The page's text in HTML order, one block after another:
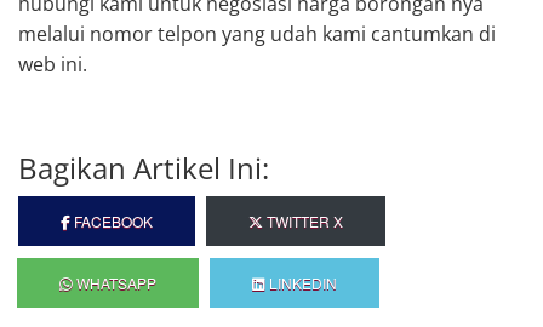
melalui nomor telpon yang udah kami cantumkan di
web ini.
Bagikan Artikel Ini:
FACEBOOK TWITTER X
WHATSAPP LINKEDIN